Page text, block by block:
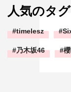
人気のタグ
timelesz
乃木坂46